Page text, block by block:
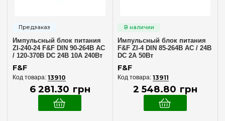
Импульсный блок питания
ZI-240-24 F&F DIN 90-264В AC
/ 120-370В DC 24В 10А 240Вт
F&F
13910
6 281.30 грн
Импульсный блок питания
F&F ZI-4 DIN 85-264В AC / 24В
DC 2А 50Вт
F&F
13911
2 548.80 грн